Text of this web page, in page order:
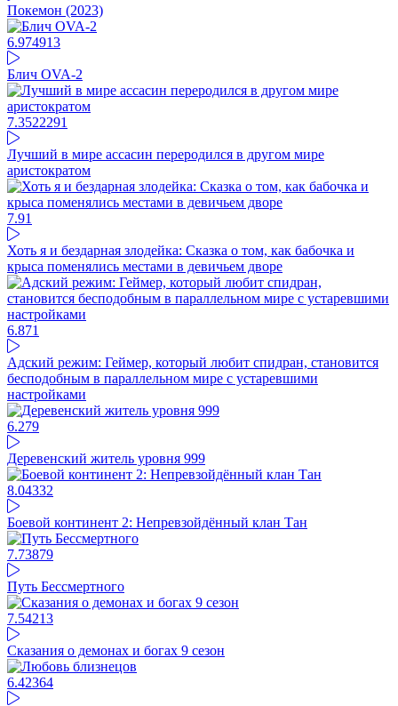
Покемон (2023)
6.974913
Блич OVA-2
7.3522291
Лучший в мире ассасин переродился в другом мире
аристократом
7.91
Хоть я и бездарная злодейка: Сказка о том, как бабочка и
крыса поменялись местами в девичьем дворе
6.871
Адский режим: Геймер, который любит спидран, становится
бесподобным в параллельном мире с устаревшими
настройками
6.279
Деревенский житель уровня 999
8.04332
Боевой континент 2: Непревзойдённый клан Тан
7.73879
Путь Бессмертного
7.54213
Сказания о демонах и богах 9 сезон
6.42364